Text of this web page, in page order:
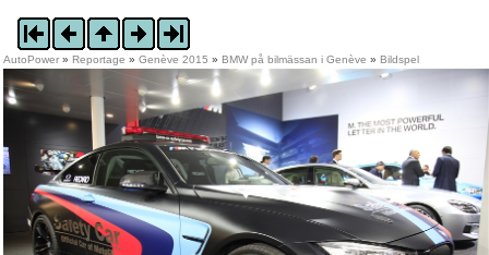
AutoPower » Reportage »Genève 2015 » BMW på bilmässan i Genève » Bildspel